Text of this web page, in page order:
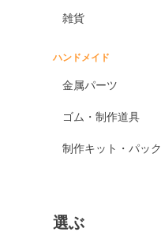
雑貨
ハンドメイド
金属パーツ
ゴム・制作道具
制作キット・パック
選ぶ